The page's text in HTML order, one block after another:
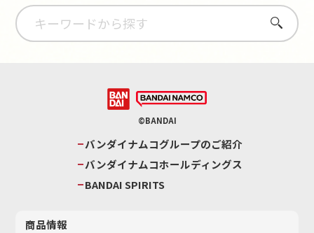
さがす
©BANDAI
バンダイナムコグループのご紹介
バンダイナムコホールディングス
BANDAI SPIRITS
商品情報